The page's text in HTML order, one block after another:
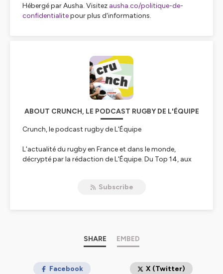
Hébergé par Ausha. Visitez ausha.co/politique-de-
confidentialitepour plus d'informations.
ABOUT CRUNCH, LE PODCAST RUGBY DE L'ÉQUIPE
Crunch, le podcast rugby de L'Équipe
L'actualité du rugby en France et dans le monde,
décrypté par la rédaction de L'Équipe. Du Top 14, aux
avec des débats, des debriefs de matches, des
Hébergé par Ausha. Visitez
ausha.co/politique-de-
Subscribe
SHARE EMBED
Facebook X (Twitter)